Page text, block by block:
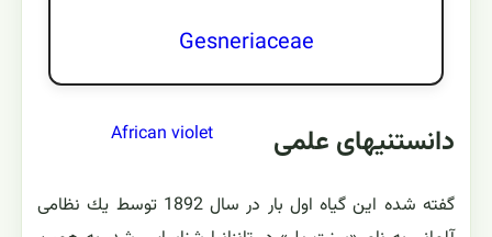
Gesneriaceae
African violet دانستنیهای علمی
گفته شده این گیاه اول بار در سال 1892 توسط یك نظامی